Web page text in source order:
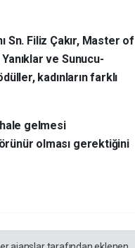
Sn. Filiz Çakır, Master of
ve Sunucu-
kadınların farklı
hale gelmesi
olması gerektiğini